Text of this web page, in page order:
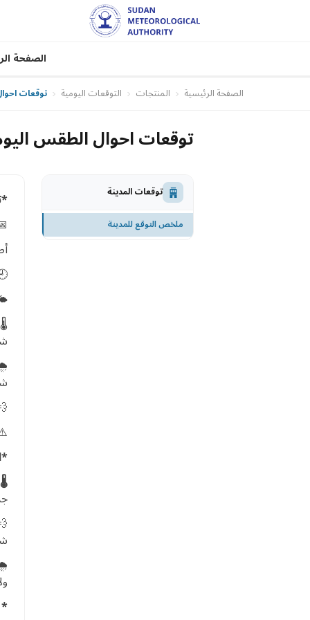
الصفحة
الصفحة الرئيسية المنتجات التوقعات اليومية توقعات احوال
توقعات احوال الطقس اليومية في
توقعات المدينة
ملخص التوقع للمدينة
📅
🌡️
*